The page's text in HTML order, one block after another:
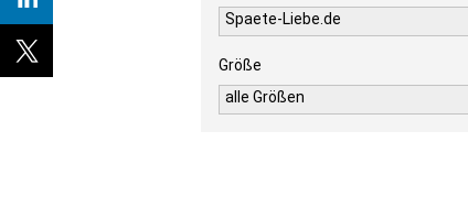
Spaete-Liebe.de
Größe
alle Größen